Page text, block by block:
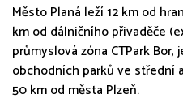
Město Planá leží 12 km od
km od dálničního přivaděče
průmyslová zóna CTPark Bor,
obchodních parků ve střední
50 km od města Plzeň.